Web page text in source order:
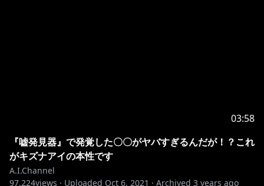
03:58
『嘘発見器』で発覚した〇〇がヤバすぎるんだが！？これ
がキズナアイの本性です
A.I.Channel
97,224views · Uploaded Oct 6, 2021 · Archived 3 years ago